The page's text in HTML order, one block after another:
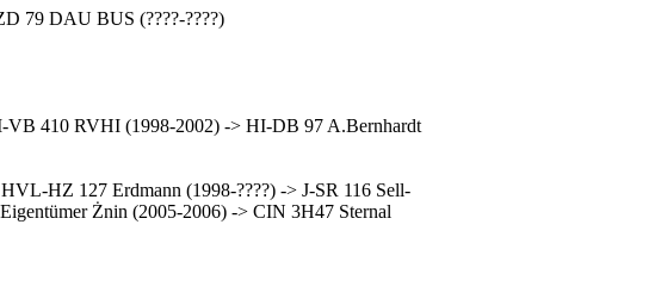
79 DAU BUS (????-????)
410 RVHI (1998-2002) -> HI-DB 97 A.Bernhardt
HZ 127 Erdmann (1998-????) -> J-SR 116 Sell-
Żnin (2005-2006) -> CIN 3H47 Sternal